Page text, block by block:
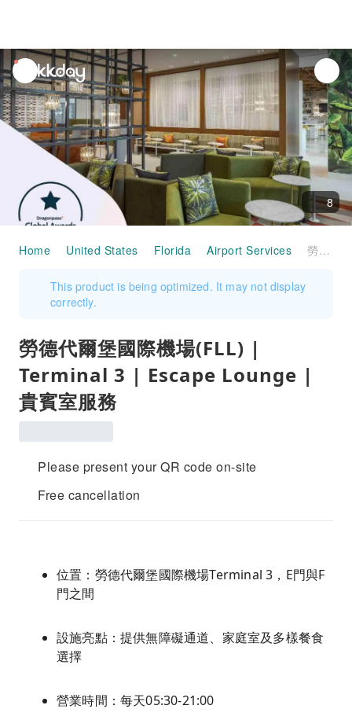
unread
notifications
8
Home United States Florida Airport Services 勞德代爾堡國際機場(FLL) | Terminal 3 | Escape Lounge | 貴賓室服務
This product is being optimized. It may not display
correctly.
勞德代爾堡國際機場(FLL) |
Terminal 3 | Escape Lounge |
貴賓室服務
Please present your QR code on-site
Free cancellation
位置：勞德代爾堡國際機場Terminal 3，E門與F
門之間
設施亮點：提供無障礙通道、家庭室及多樣餐食
選擇
營業時間：每天05:30-21:00